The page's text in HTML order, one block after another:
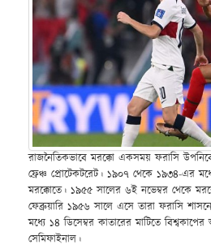
রাজনৈতিকভাবে মরক্কো একসময় ফরাসি
ফ্রেঞ্চ প্রোটেকটরেট। ১৯০৭ থেকে ১৯৩৪-এর
মরক্কোতে। ১৯৫৫ সালের ৬ই নভেম্বর থেকে
ফেব্রুয়ারি ১৯৫৬ সালে এসে তারা ফরাসি
মধ্যে ১৪ ডিসেম্বর কাতারের মাটিতে
সেমিফাইনাল।